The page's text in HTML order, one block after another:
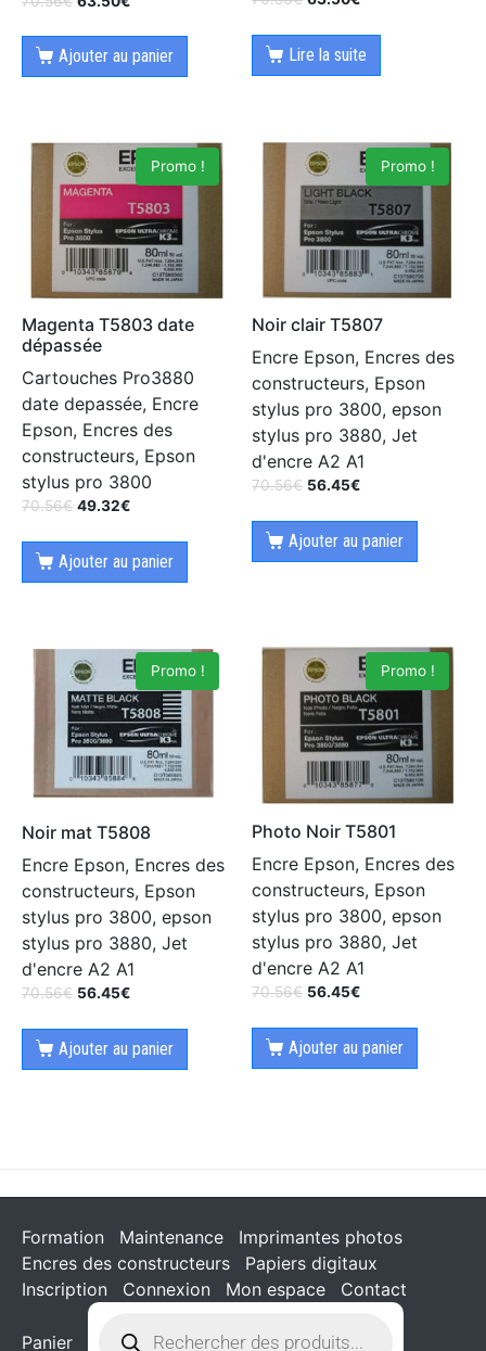
Ajouter au panier Lire la suite
Promo !
Magenta T5803 date
dépassée
Cartouches Pro3880
date depassée, Encre
Epson, Encres des
constructeurs, Epson
stylus pro 3800
70.56€ 49.32€
Ajouter au panier
Promo !
Noir clair T5807
Encre Epson, Encres des
constructeurs, Epson
stylus pro 3800, epson
stylus pro 3880, Jet
d'encre A2 A1
70.56€ 56.45€
Ajouter au panier
Promo !
Noir mat T5808
Encre Epson, Encres des
constructeurs, Epson
stylus pro 3800, epson
stylus pro 3880, Jet
d'encre A2 A1
70.56€ 56.45€
Ajouter au panier
Promo !
Photo Noir T5801
Encre Epson, Encres des
constructeurs, Epson
stylus pro 3800, epson
stylus pro 3880, Jet
d'encre A2 A1
70.56€ 56.45€
Ajouter au panier
Formation Maintenance
Imprimantes photos
Encres des constructeurs
Papiers digitaux
Inscription
Connexion Mon espace Contact
Panier